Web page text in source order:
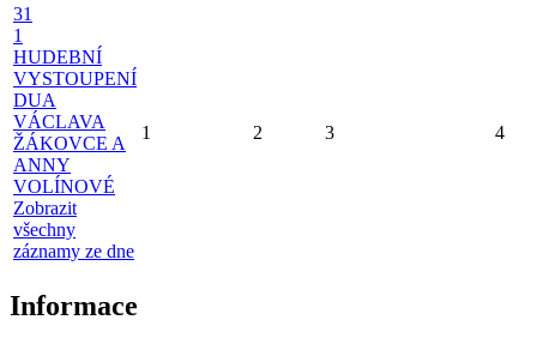
31
1
HUDEBNÍ
VYSTOUPENÍ
DUA
VÁCLAVA
ŽÁKOVCE A
ANNY
VOLÍNOVÉ
Zobrazit
všechny
záznamy ze dne
1 2 3 4
Informace